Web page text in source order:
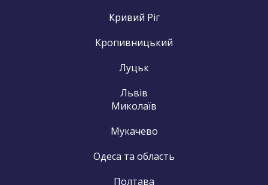
Кривий Ріг
Кропивницький
Луцьк
Львів
Миколаїв
Мукачево
Одеса та область
Полтава